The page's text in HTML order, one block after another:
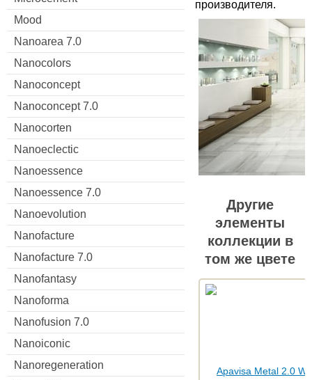
Mood
Nanoarea 7.0
Nanocolors
Nanoconcept
Nanoconcept 7.0
Nanocorten
Nanoeclectic
Nanoessence
Nanoessence 7.0
Nanoevolution
Nanofacture
Nanofacture 7.0
Nanofantasy
Nanoforma
Nanofusion 7.0
Nanoiconic
Nanoregeneration
производителя.
Другие
элементы
коллекции в
том же цвете